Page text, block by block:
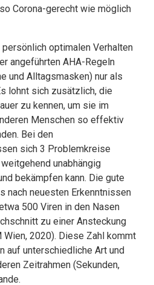
Corona-gerecht wie möglich
optimalen Verhalten
angeführten AHA-Regeln
und Alltagsmasken) nur als
lohnt sich zusätzlich, die
zu kennen, um sie im
Menschen so effektiv
Bei den
sich 3 Problemkreise
unabhängig
bekämpfen kann. Die gute
nach neuesten Erkenntnissen
500 Viren in den Nasen
zu einer Ansteckung
Wien, 2020). Diese Zahl kommt
auf unterschiedliche Art und
Zeitrahmen (Sekunden,